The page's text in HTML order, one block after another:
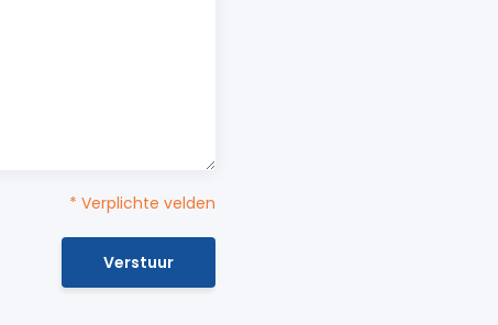
* Verplichte velden
Verstuur